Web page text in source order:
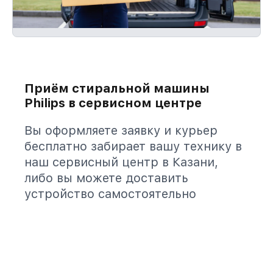
Приём стиральной машины
Philips в сервисном центре
Вы оформляете заявку и курьер
бесплатно забирает вашу технику в
наш сервисный центр в Казани,
либо вы можете доставить
устройство самостоятельно